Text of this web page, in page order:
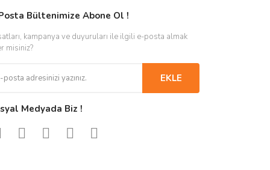
Bültenimize Abone Ol !
kampanya ve duyuruları ile ilgili e-posta almak
misiniz?
EKLE
Medyada Biz !